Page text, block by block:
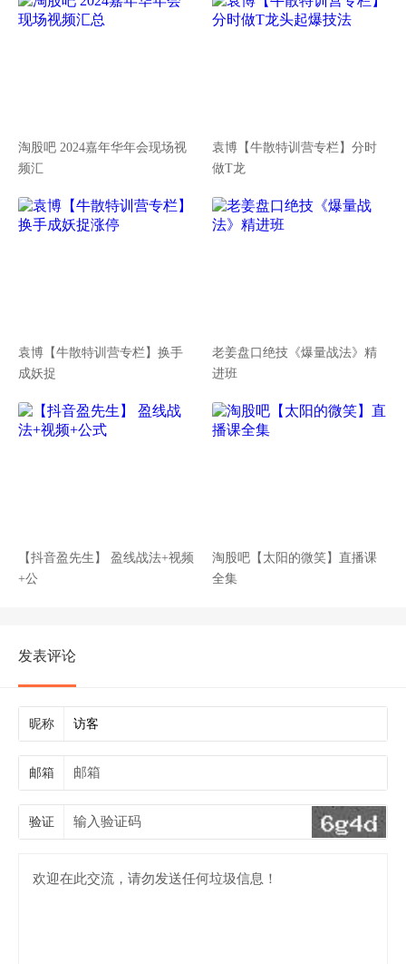
淘股吧 2024嘉年华年会现场视
频汇
袁博【牛散特训营专栏】分时
做T龙
袁博【牛散特训营专栏】换手
成妖捉
老姜盘口绝技《爆量战法》精
进班
【抖音盈先生】 盈线战法+视频
+公
淘股吧【太阳的微笑】直播课
全集
发表评论
昵称
邮箱
验证